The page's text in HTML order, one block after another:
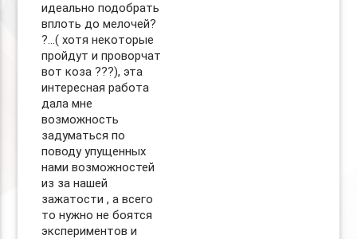
идеально подобрать
вплоть до мелочей?
?…( хотя некоторые
пройдут и проворчат
вот коза ???), эта
интересная работа
дала мне
возможность
задуматься по
поводу упущенных
нами возможностей
из за нашей
зажатости , а всего
то нужно не боятся
экспериментов и